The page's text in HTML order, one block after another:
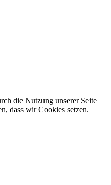
die Nutzung unserer Seite
dass wir Cookies setzen.